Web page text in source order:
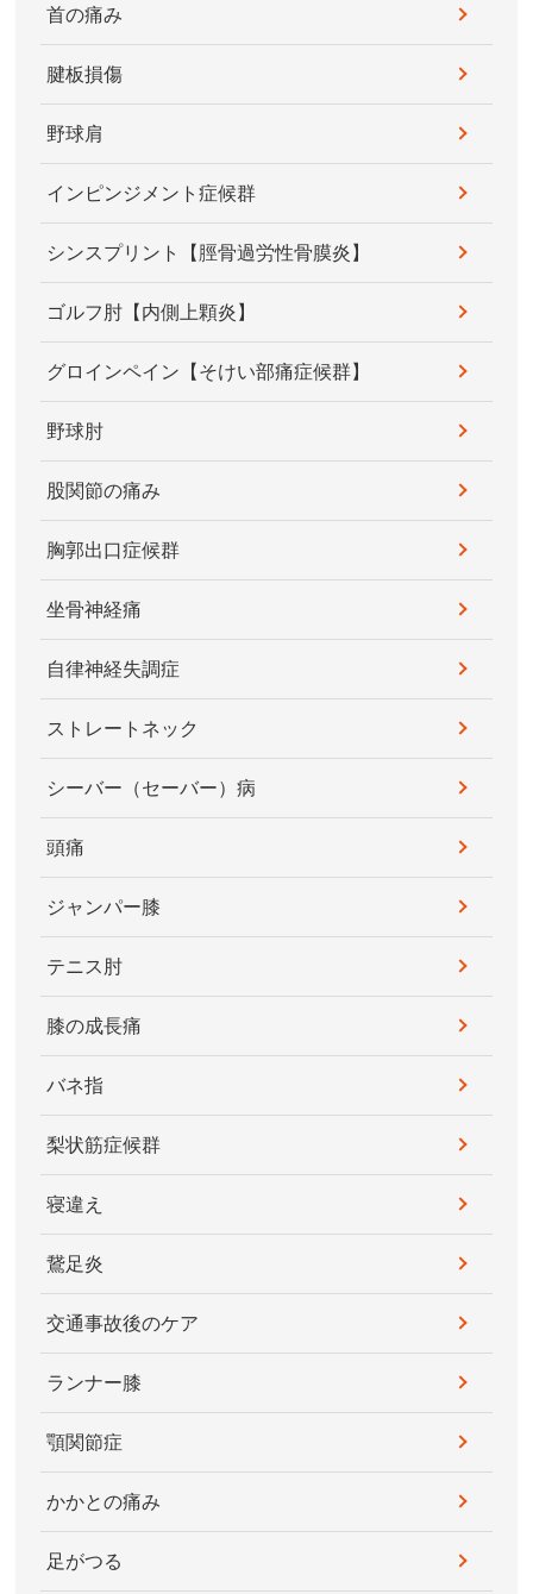
首の痛み
腱板損傷
野球肩
インピンジメント症候群
シンスプリント【脛骨過労性骨膜炎】
ゴルフ肘【内側上顆炎】
グロインペイン【そけい部痛症候群】
野球肘
股関節の痛み
胸郭出口症候群
坐骨神経痛
自律神経失調症
ストレートネック
シーバー（セーバー）病
頭痛
ジャンパー膝
テニス肘
膝の成長痛
バネ指
梨状筋症候群
寝違え
鵞足炎
交通事故後のケア
ランナー膝
顎関節症
かかとの痛み
足がつる